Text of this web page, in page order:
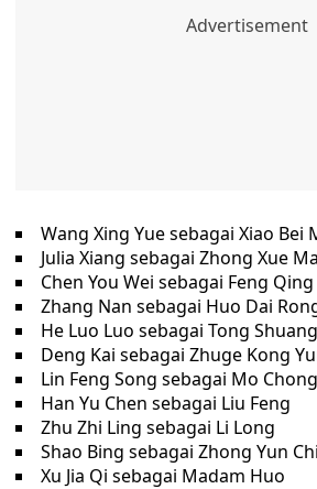
Wang Xing Yue sebagai Xiao Bei
Julia Xiang sebagai Zhong Xue
Chen You Wei sebagai Feng
Zhang Nan sebagai Huo Dai
He Luo Luo sebagai Tong Shuang
Deng Kai sebagai Zhuge Kong
Lin Feng Song sebagai Mo Chong
Han Yu Chen sebagai Liu Feng
Zhu Zhi Ling sebagai Li Long
Shao Bing sebagai Zhong Yun Chi
Xu Jia Qi sebagai Madam Huo